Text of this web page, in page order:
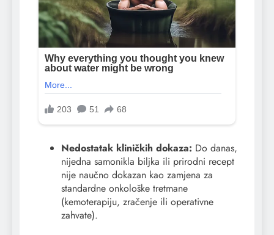
Nedostatak kliničkih dokaza: Do danas,
nijedna samonikla biljka ili prirodni recept
nije naučno dokazan kao zamjena za
standardne onkološke tretmane
(kemoterapiju, zračenje ili operativne
zahvate).